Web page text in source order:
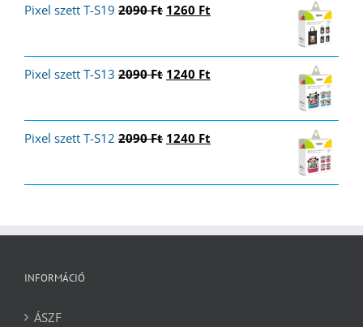
Pixel szett T-S19 2090Ft Original
1260 Ft
Pixel szett T-S13 2090Ft Original
1240 Ft
Pixel szett T-S12 2090Ft Original
1240 Ft
INFORMÁCIÓ
ÁSZF